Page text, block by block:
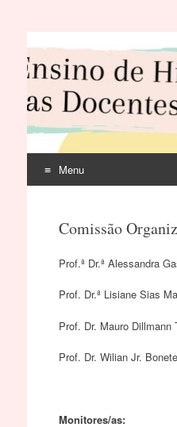
Menu
Comissão
Prof.ª Dr.ª Alessandra
Prof. Dr.ª Lisiane Sias
Prof. Dr. Mauro Dillmann
Prof. Dr. Wilian Jr.
Monitores/as: